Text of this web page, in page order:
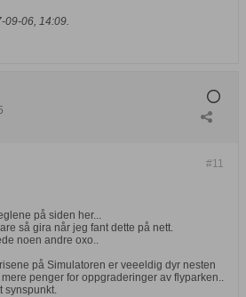
09-06, 14:09.
#11
på siden her...
så gira når jeg fant dette på nett.
noen andre oxo..
på Simulatoren er veeeldig dyr nesten
penger for oppgraderinger av flyparken..
synspunkt.